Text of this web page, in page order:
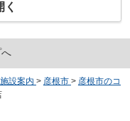
設案内 > 彦根市 > 彦根市のコ